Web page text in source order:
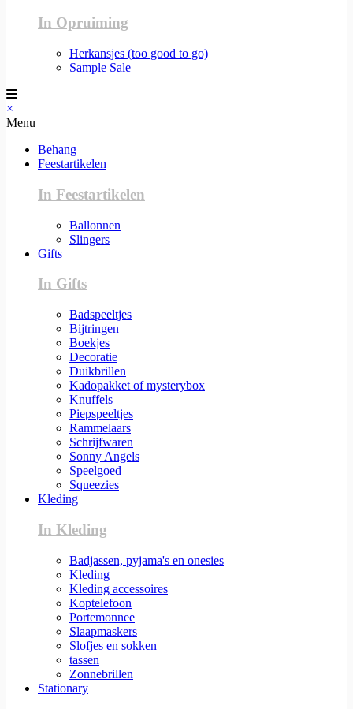
In Opruiming
Herkansjes (too good to go)
Sample Sale
×
Menu
Behang
Feestartikelen
In Feestartikelen
Ballonnen
Slingers
Gifts
In Gifts
Badspeeltjes
Bijtringen
Boekjes
Decoratie
Duikbrillen
Kadopakket of mysterybox
Knuffels
Piepspeeltjes
Rammelaars
Schrijfwaren
Sonny Angels
Speelgoed
Squeezies
Kleding
In Kleding
Badjassen, pyjama's en onesies
Kleding
Kleding accessoires
Koptelefoon
Portemonnee
Slaapmaskers
Slofjes en sokken
tassen
Zonnebrillen
Stationary